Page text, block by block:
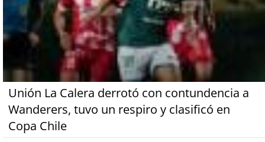
Unión La Calera derrotó con contundencia a
Wanderers, tuvo un respiro y clasificó en
Copa Chile